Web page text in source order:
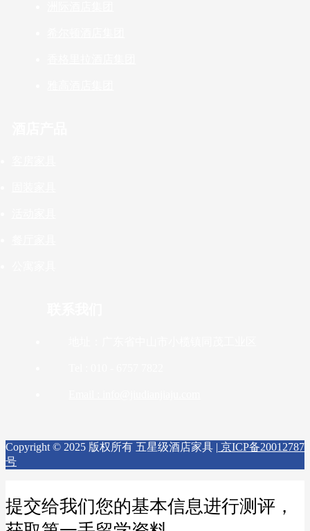
Copyright © 2025 版权所有 五星级酒店家具 | 京ICP备20012787
号
提交给我们您的基本信息进行测评，